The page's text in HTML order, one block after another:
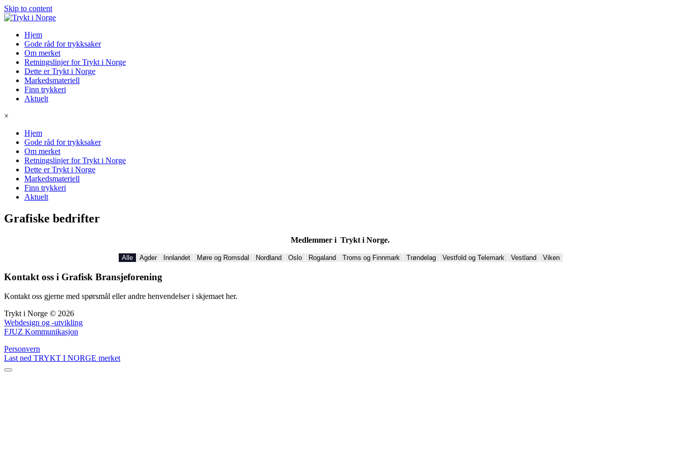
Skip to content
Hjem
Gode råd for trykksaker
Om merket
Retningslinjer for Trykt i Norge
Dette er Trykt i Norge
Markedsmateriell
Finn trykkeri
Aktuelt
×
Hjem
Gode råd for trykksaker
Om merket
Retningslinjer for Trykt i Norge
Dette er Trykt i Norge
Markedsmateriell
Finn trykkeri
Aktuelt
Grafiske bedrifter
Medlemmer i Trykt i Norge.
Alle Agder Innlandet Møre og Romsdal Nordland Oslo Rogaland Troms og Finnmark Trøndelag Vestfold og Telemark Vestland Viken
Kontakt oss i Grafisk Bransjeforening
Kontakt oss gjerne med spørsmål eller andre henvendelser i skjemaet her.
Trykt i Norge © 2026
Webdesign og -utvikling
FJUZ Kommunikasjon
Personvern
Last ned TRYKT I NORGE merket